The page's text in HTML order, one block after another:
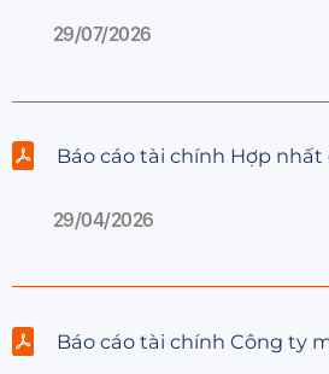
29/07/2026
Báo cáo tài chính Hợp nhất
29/04/2026
Báo cáo tài chính Công ty